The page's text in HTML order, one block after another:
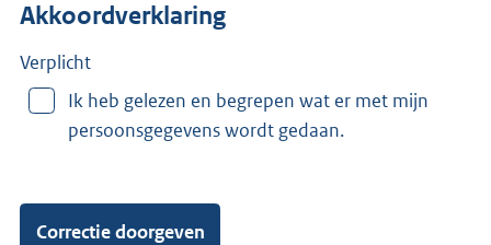
e
r
n
Akkoordverklaring
Verplicht
Ik heb gelezen en begrepen wat er met mijn
persoonsgegevens wordt gedaan.